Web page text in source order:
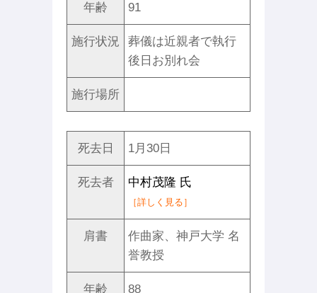
年齢 91
施行状況
葬儀は近親者で執行
後日お別れ会
施行場所
死去日 1月30日
死去者 中村茂隆 氏
［詳しく見る］
肩書
作曲家、神戸大学 名
誉教授
年齢 88